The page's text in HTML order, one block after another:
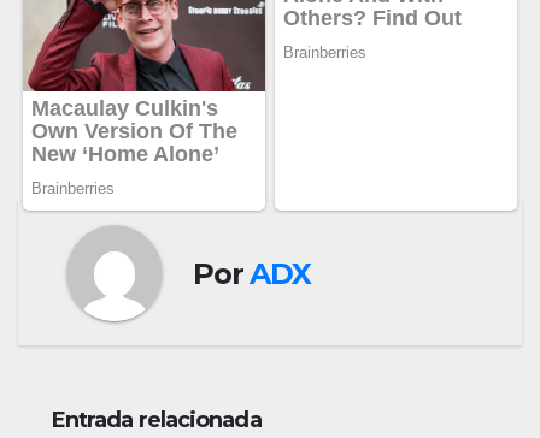
PorADX
Entrada relacionada